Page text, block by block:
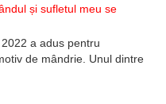
și sufletul meu se
a adus pentru
de mândrie. Unul dintre